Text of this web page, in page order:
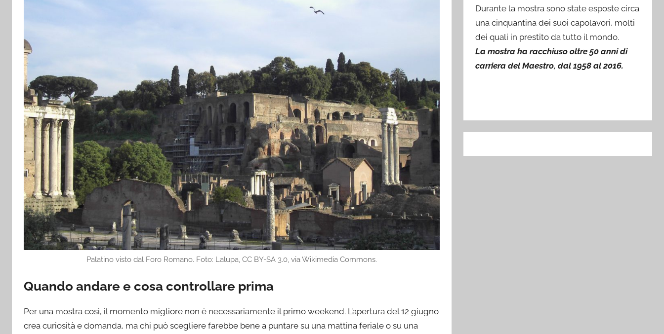
Palatino visto dal Foro Romano. Foto: Lalupa, CC BY-SA 3.0, via Wikimedia Commons.
Quando andare e cosa controllare prima
Per una mostra così, il momento migliore non è necessariamente il primo weekend. L’apertura del 12 giugno
crea curiosità e domanda, ma chi può scegliere farebbe bene a puntare su una mattina feriale o su una
Durante la mostra sono state esposte circa
una cinquantina dei suoi capolavori, molti
dei quali in prestito da tutto il mondo.
La mostra ha racchiuso oltre 50 anni di
carriera del Maestro, dal 1958 al 2016.